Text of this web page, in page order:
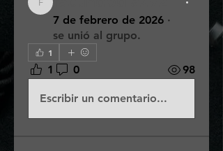
facundodiaz92
7 de febrero de 2026 ·
se unió al grupo.
1
1 0 98
Escribir un comentario...